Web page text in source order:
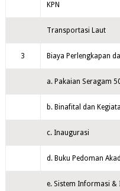
KPN
Transportasi Laut
3 Biaya Perlengkapan
a. Pakaian Seragam
b. Binafital dan
c. Inaugurasi
d. Buku Pedoman
e. Sistem Informasi &